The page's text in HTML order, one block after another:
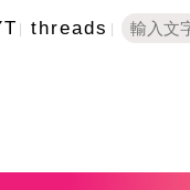
threads